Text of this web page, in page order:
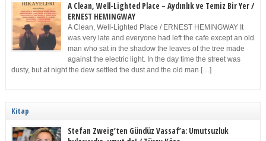
A Clean, Well-Lighted Place – Aydınlık ve Temiz Bir Yer /
ERNEST HEMINGWAY
A Clean, Well-Lighted Place / ERNEST HEMINGWAY It
was very late and everyone had left the cafe except an old
man who sat in the shadow the leaves of the tree made
against the electric light. In the day time the street was
dusty, but at night the dew settled the dust and the old man […]
Kitap
Stefan Zweig’ten Gündüz Vassaf’a: Umutsuzluk